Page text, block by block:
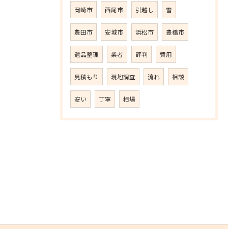
岡崎市 西尾市 引越し 雪
豊田市 安城市 浜松市 豊橋市
遺品整理 業者 評判 費用
見積もり 現地調査 流れ 相談
安い 丁寧 相場